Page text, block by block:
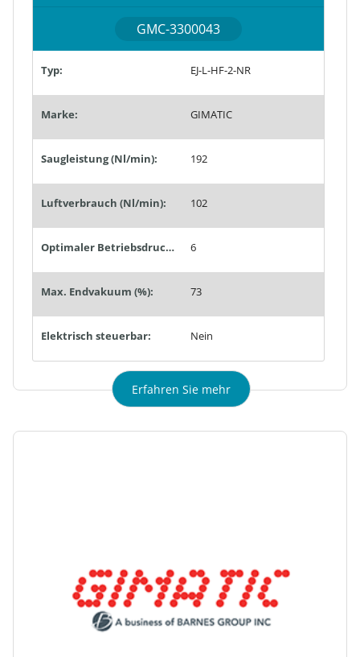
GMC-3300043
Typ: EJ-L-HF-2-NR
Marke: GIMATIC
Saugleistung (Nl/min): 192
Luftverbrauch (Nl/min): 102
Optimaler Betriebsdruck (bar): 6
Max. Endvakuum (%): 73
Elektrisch steuerbar: Nein
Erfahren Sie mehr